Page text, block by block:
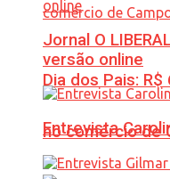
Dia dos Pais:
no comércio de
Jornal O
versão online
Entrevista